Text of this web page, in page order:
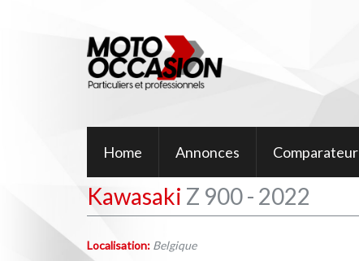
Home Annonces Comparateur
Kawasaki Z 900 - 2022
Localisation: Belgique